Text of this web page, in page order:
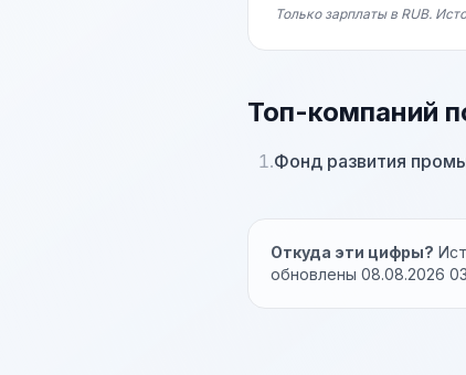
Только зарплаты в RUB.
Топ-компаний
1.Фонд развития
Откуда эти цифры?
обновлены 08.08.2026